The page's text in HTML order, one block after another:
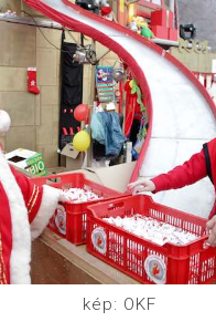
kép: OKF